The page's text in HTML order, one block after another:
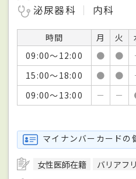
泌尿器科
内科
時間 月 火
09:00～12:00
● ●
15:00～18:00
● ●
09:00～13:00
－ －
マイナンバーカードの
女性医師在籍 バリアフ